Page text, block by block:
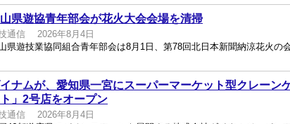
県遊協青年部会が花火大会会場を清掃
通信
2026年8月4日
ナムが、愛知県一宮にスーパーマーケット型クレーン
」2号店をオープン
通信
2026年8月4日